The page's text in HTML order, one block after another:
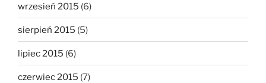
wrzesień 2015 (6)
sierpień 2015 (5)
lipiec 2015 (6)
czerwiec 2015 (7)